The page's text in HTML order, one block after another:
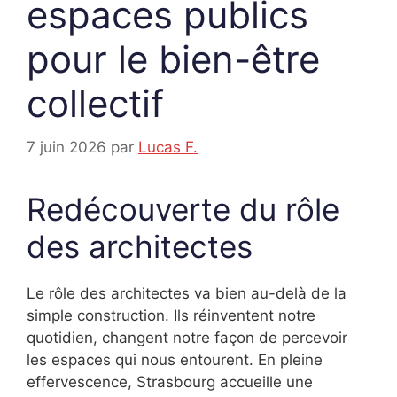
espaces publics
pour le bien-être
collectif
7 juin 2026 par Lucas F.
Redécouverte du rôle
des architectes
Le rôle des architectes va bien au-delà de la
simple construction. Ils réinventent notre
quotidien, changent notre façon de percevoir
les espaces qui nous entourent. En pleine
effervescence, Strasbourg accueille une